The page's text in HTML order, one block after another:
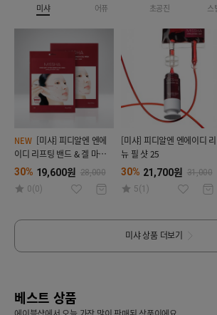
미샤 어퓨 초공진 스
NEW
이디 리프팅 밴드 & 겔 마스크
(4매입)
30% 19,600원 28,000
0(0)
[미샤] 피디알엔 엔에이디 리
뉴 필 샷 25
30% 21,700원 31,000
5(1)
미샤상품 더보기
베스트 상품